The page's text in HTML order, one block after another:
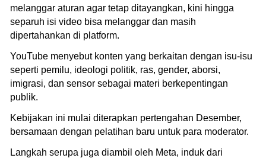
melanggar aturan agar tetap ditayangkan, kini hingga
separuh isi video bisa melanggar dan masih
dipertahankan di platform.
YouTube menyebut konten yang berkaitan dengan isu-isu
seperti pemilu, ideologi politik, ras, gender, aborsi,
imigrasi, dan sensor sebagai materi berkepentingan
publik.
Kebijakan ini mulai diterapkan pertengahan Desember,
bersamaan dengan pelatihan baru untuk para moderator.
Langkah serupa juga diambil oleh Meta, induk dari